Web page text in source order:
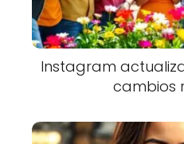
Instagram
cambios